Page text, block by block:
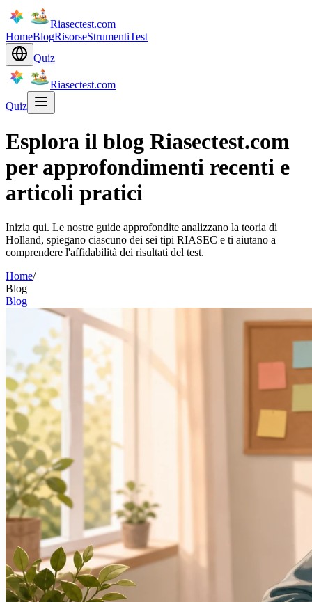
Riasectest.com
HomeBlogRisorseStrumentiTest
Quiz
Riasectest.com
Quiz
Esplora il blog Riasectest.com
per approfondimenti recenti e
articoli pratici
Inizia qui. Le nostre guide approfondite analizzano la teoria di
Holland, spiegano ciascuno dei sei tipi RIASEC e ti aiutano a
comprendere l'affidabilità dei risultati del test.
Home/
Blog
Blog